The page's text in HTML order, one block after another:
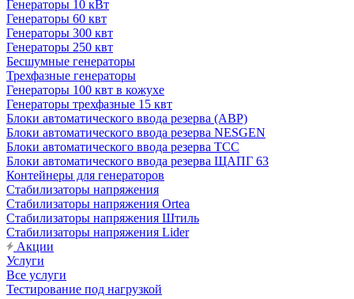
Генераторы 10 кВт
Генераторы 60 квт
Генераторы 300 квт
Генераторы 250 квт
Бесшумные генераторы
Трехфазные генераторы
Генераторы 100 квт в кожухе
Генераторы трехфазные 15 квт
Блоки автоматического ввода резерва (АВР)
Блоки автоматического ввода резерва NESGEN
Блоки автоматического ввода резерва ТСС
Блоки автоматического ввода резерва ЩАПГ 63
Контейнеры для генераторов
Стабилизаторы напряжения
Стабилизаторы напряжения Ortea
Стабилизаторы напряжения Штиль
Стабилизаторы напряжения Lider
Акции
Услуги
Все услуги
Тестирование под нагрузкой